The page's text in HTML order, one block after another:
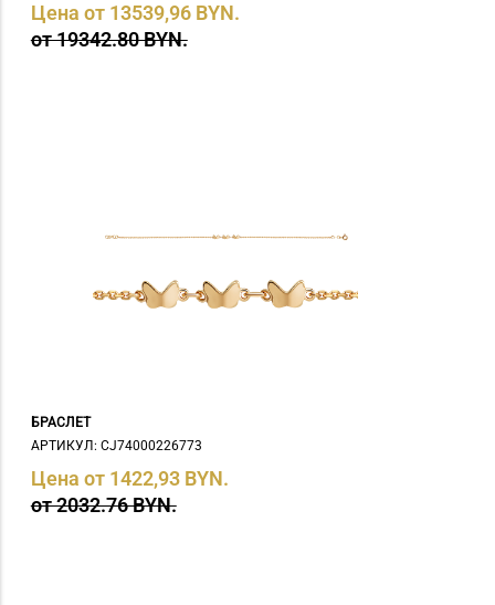
Цена от 13539,96 BYN.
от 19342.80 BYN.
БРАСЛЕТ
АРТИКУЛ: СJ74000226773
Цена от 1422,93 BYN.
от 2032.76 BYN.